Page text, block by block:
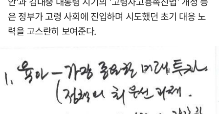
은 정부가 고령 사회에 진입하며 시도했던 초기 대응 노
력을 고스란히 보여준다.